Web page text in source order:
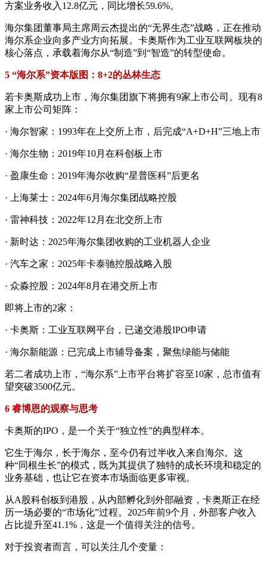
方案业务收入12.8亿元，同比增长59.6%。
海尔集团董事局主席周云杰提出的“无界生态”战略，正在推动
海尔系企业向多产业方向拓展。卡奥斯作为工业互联网板块的
核心落点，承载着海尔从“制造”到“智造”的转型使命。
5 “海尔系”资本版图：8+2的丛林生态
若卡奥斯成功上市，海尔集团旗下将拥有9家上市公司。现有8
家上市公司矩阵：
· 海尔智家：1993年在上交所上市，后完成“A+D+H”三地上市
· 海尔生物：2019年10月在科创板上市
· 盈康生命：2019年海尔收购“星普医科”后更名
· 上海莱士：2024年6月海尔集团战略控股
· 雷神科技：2022年12月在北交所上市
· 新时达：2025年海尔集团收购的工业机器人企业
· 汽车之家：2025年卡泰驰控股战略入股
· 众淼控股：2024年8月在港交所上市
即将上市的2家：
· 卡奥斯：工业互联网平台，已递交港股IPO申请
· 海尔新能源：已完成上市辅导备案，聚焦绿能与储能
若二者成功上市，“海尔系”上市平台将扩容至10家，总市值有
望突破3500亿元。
6 睿博恩的观察与思考
卡奥斯的IPO，是一个关于“独立性”的典型样本。
它生于海尔，长于海尔，至今仍有过半收入来自海尔。这
种“同根生长”的模式，既为其提供了独特的成长环境和稳定的
业务基础，也让它在资本市场面临更多审视。
从A股科创板到港股，从内部孵化到外部融资，卡奥斯正在经
历一场必要的“市场化”过程。2025年前9个月，外部客户收入
占比提升至41.1%，这是一个值得关注的信号。
对于投资者而言，可以关注几个变量：